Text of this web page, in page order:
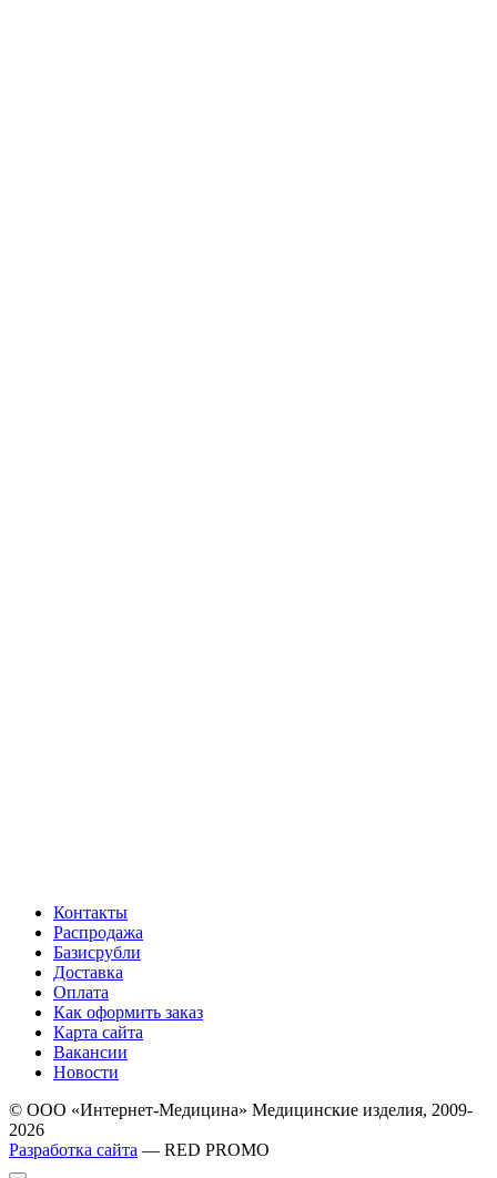
Контакты
Распродажа
Базисрубли
Доставка
Оплата
Как оформить заказ
Карта сайта
Вакансии
Новости
© ООО «Интернет-Медицина» Медицинские изделия, 2009-
2026
Разработка сайта — RED PROMO